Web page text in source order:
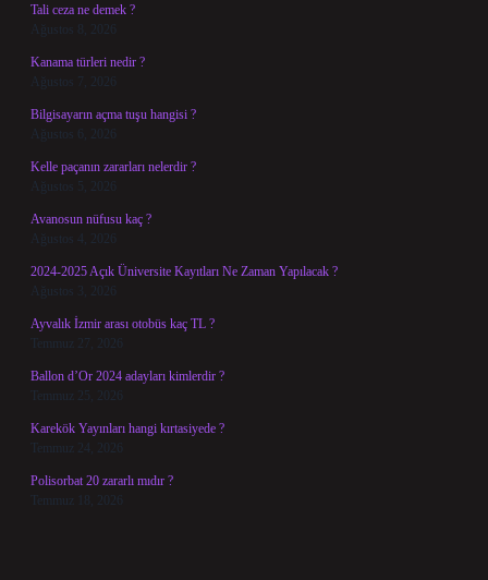
Tali ceza ne demek ?
Ağustos 8, 2026
Kanama türleri nedir ?
Ağustos 7, 2026
Bilgisayarın açma tuşu hangisi ?
Ağustos 6, 2026
Kelle paçanın zararları nelerdir ?
Ağustos 5, 2026
Avanosun nüfusu kaç ?
Ağustos 4, 2026
2024-2025 Açık Üniversite Kayıtları Ne Zaman Yapılacak ?
Ağustos 3, 2026
Ayvalık İzmir arası otobüs kaç TL ?
Temmuz 27, 2026
Ballon d’Or 2024 adayları kimlerdir ?
Temmuz 25, 2026
Karekök Yayınları hangi kırtasiyede ?
Temmuz 24, 2026
Polisorbat 20 zararlı mıdır ?
Temmuz 18, 2026